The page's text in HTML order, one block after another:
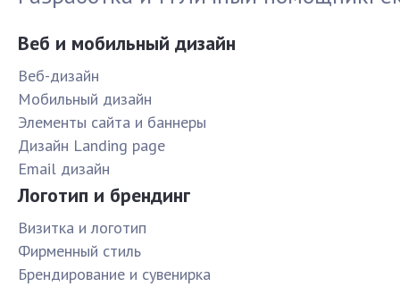
Веб и мобильный дизайн
Веб-дизайн
Мобильный дизайн
Элементы сайта и баннеры
Дизайн Landing page
Email дизайн
Логотип и брендинг
Визитка и логотип
Фирменный стиль
Брендирование и сувенирка